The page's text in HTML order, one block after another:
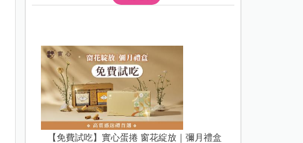
【免費試吃】實心蛋捲 窗花綻放｜彌月禮盒